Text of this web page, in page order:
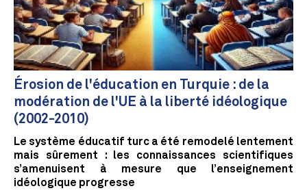
Érosion de l'éducation en Turquie : de la
modération de l'UE à la liberté idéologique
(2002-2010)
Le système éducatif turc a été remodelé lentement
mais sûrement : les connaissances scientifiques
s’amenuisent à mesure que l’enseignement
idéologique progresse